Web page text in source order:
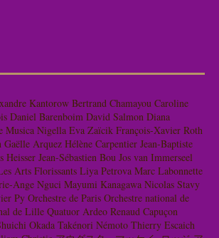
Kantorow Bertrand Chamayou Caroline
Daniel Barenboim David Salmon Diana
Musica Nigella Eva Zaïcik François-Xavier Roth
Gaëlle Arquez Hélène Carpentier Jean-Baptiste
Heisser Jean-Sébastien Bou Jos van Immerseel
Arts Florissants Liya Petrova Marc Labonnette
Ange Nguci Mayumi Kanagawa Nicolas Stavy
Py Orchestre de Paris Orchestre national de
de Lille Quatuor Ardeo Renaud Capuçon
Okada Takénori Némoto Thierry Escaich